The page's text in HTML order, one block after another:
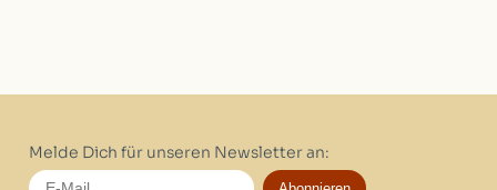
Melde Dich für unseren Newsletter an: